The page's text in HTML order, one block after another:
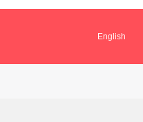
English